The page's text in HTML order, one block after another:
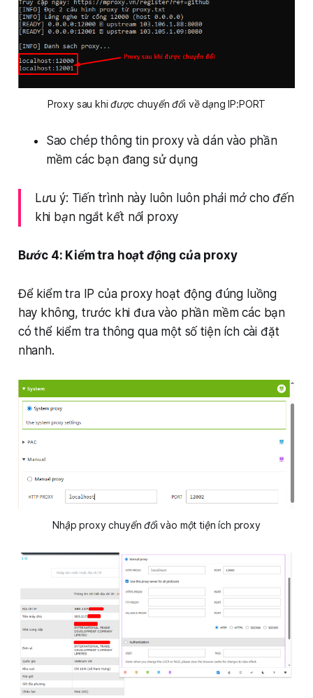
Proxy sau khi được chuyển đổi về dạng IP:PORT
Sao chép thông tin proxy và dán vào phần
mềm các bạn đang sử dụng
Lưu ý: Tiến trình này luôn luôn phải mở cho đến
khi bạn ngắt kết nối proxy
Bước 4: Kiểm tra hoạt động của proxy
Để kiểm tra IP của proxy hoạt động đúng luồng
hay không, trước khi đưa vào phần mềm các bạn
có thể kiểm tra thông qua một số tiện ích cài đặt
nhanh.
Nhập proxy chuyển đổi vào một tiện ích proxy